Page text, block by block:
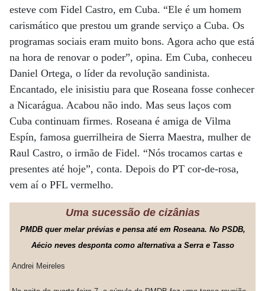
esteve com Fidel Castro, em Cuba. “Ele é um homem
carismático que prestou um grande serviço a Cuba. Os
programas sociais eram muito bons. Agora acho que está
na hora de renovar o poder”, opina. Em Cuba, conheceu
Daniel Ortega, o líder da revolução sandinista.
Encantado, ele inisistiu para que Roseana fosse conhecer
a Nicarágua. Acabou não indo. Mas seus laços com
Cuba continuam firmes. Roseana é amiga de Vilma
Espín, famosa guerrilheira de Sierra Maestra, mulher de
Raul Castro, o irmão de Fidel. “Nós trocamos cartas e
presentes até hoje”, conta. Depois do PT cor-de-rosa,
vem aí o PFL vermelho.
Uma sucessão de cizânias
PMDB quer melar prévias e pensa até em Roseana. No PSDB,
Aécio neves desponta como alternativa a Serra e Tasso
Andrei Meireles